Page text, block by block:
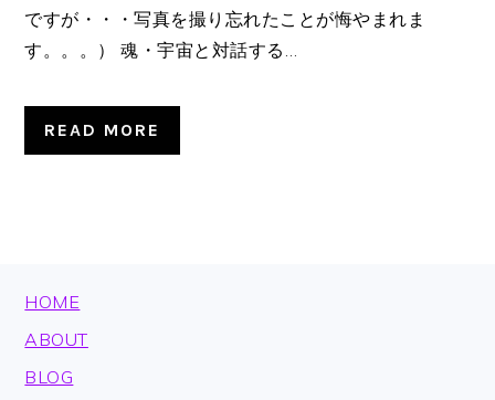
ですが・・・写真を撮り忘れたことが悔やまれま
す。。。） 魂・宇宙と対話する…
READ MORE
FOOTER
HOME
ABOUT
BLOG